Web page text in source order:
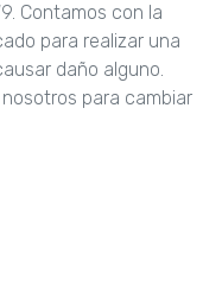
Contamos con la
para realizar una
daño alguno.
para cambiar